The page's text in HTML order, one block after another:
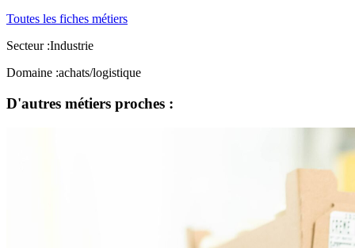
Toutes les fiches métiers
Secteur :Industrie
Domaine :achats/logistique
D'autres métiers proches :